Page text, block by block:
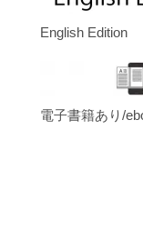
English Edition
電子書籍あり/